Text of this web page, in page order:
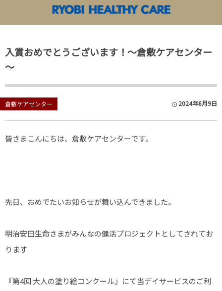
入賞おめでとうございます！～倉敷ケアセンター
～
倉敷ケアセンター 2024年6月9日
皆さまこんにちは、倉敷ケアセンターです。
先日、おめでたいお知らせが舞い込んできました。
明治安田生命さまがみんなの健活プロジェクトとしてされてお
ります
『第4回 大人の塗り絵コンクール』にて当デイサービスのご利
各施設News&Information 苫田温泉 泉
両備ヘルシー
両備ヘルシーケアアカデミー